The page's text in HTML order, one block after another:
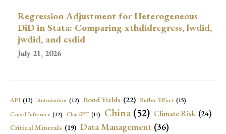
Regression Adjustment for Heterogeneous
DiD in Stata: Comparing xthdidregress, lwdid,
jwdid, and csdid
July 21, 2026
API (13) Automation (12) Bond Yields (22) Buffer Effect (15)
Causal Inference (12) ChatGPT (11) China (52) Climate Risk (24)
Critical Minerals (19) Data Management (36)